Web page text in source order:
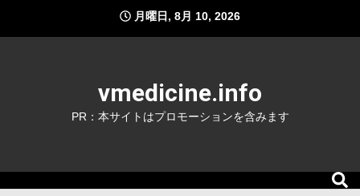
content
月曜日, 8月 10, 2026
vmedicine.info
PR：本サイトはプロモーションを含みます